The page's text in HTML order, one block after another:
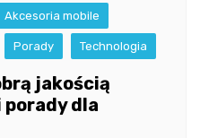
Akcesoria mobile
Porady Technologia
jakością
dla